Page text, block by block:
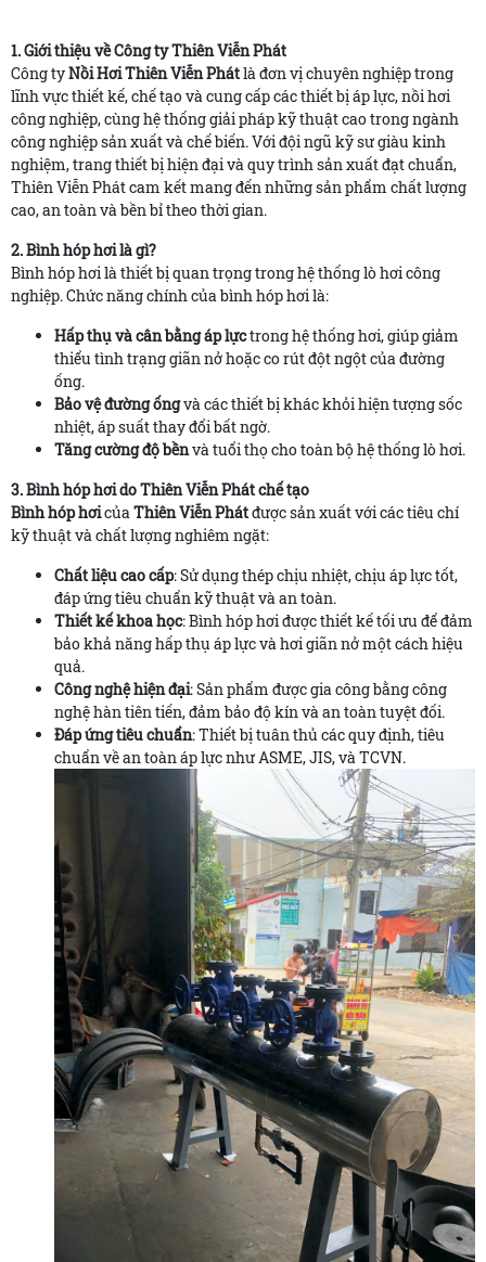
1. Giới thiệu về Công ty Thiên Viễn Phát
Công tyNồi Hơi Thiên Viễn Phátlà đơn vị chuyên nghiệp trong
lĩnh vực thiết kế, chế tạo và cung cấp các thiết bị áp lực, nồi hơi
công nghiệp, cùng hệ thống giải pháp kỹ thuật cao trong ngành
công nghiệp sản xuất và chế biến. Với đội ngũ kỹ sư giàu kinh
nghiệm, trang thiết bị hiện đại và quy trình sản xuất đạt chuẩn,
Thiên Viễn Phát cam kết mang đến những sản phẩm chất lượng
cao, an toàn và bền bỉ theo thời gian.
2. Bình hóp hơi là gì?
Bình hóp hơi là thiết bị quan trọng trong hệ thống lò hơi công
nghiệp. Chức năng chính của bình hóp hơi là:
Hấp thụ và cân bằng áp lựctrong hệ thống hơi, giúp giảm
thiểu tình trạng giãn nở hoặc co rút đột ngột của đường
ống.
Bảo vệ đường ốngvà các thiết bị khác khỏi hiện tượng sốc
nhiệt, áp suất thay đổi bất ngờ.
Tăng cường độ bềnvà tuổi thọ cho toàn bộ hệ thống lò hơi.
3. Bình hóp hơi do Thiên Viễn Phát chế tạo
Bình hóp hơicủaThiên Viễn Phátđược sản xuất với các tiêu chí
kỹ thuật và chất lượng nghiêm ngặt:
Chất liệu cao cấp: Sử dụng thép chịu nhiệt, chịu áp lực tốt,
đáp ứng tiêu chuẩn kỹ thuật và an toàn.
Thiết kế khoa học: Bình hóp hơi được thiết kế tối ưu để đảm
bảo khả năng hấp thụ áp lực và hơi giãn nở một cách hiệu
quả.
Công nghệ hiện đại: Sản phẩm được gia công bằng công
nghệ hàn tiên tiến, đảm bảo độ kín và an toàn tuyệt đối.
Đáp ứng tiêu chuẩn: Thiết bị tuân thủ các quy định, tiêu
chuẩn về an toàn áp lực như ASME, JIS, và TCVN.